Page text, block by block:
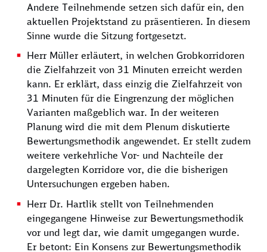
Andere Teilnehmende setzen sich dafür ein, den
aktuellen Projektstand zu präsentieren. In diesem
Sinne wurde die Sitzung fortgesetzt.
Herr Müller erläutert, in welchen Grobkorridoren
die Zielfahrzeit von 31 Minuten erreicht werden
kann. Er erklärt, dass einzig die Zielfahrzeit von
31 Minuten für die Eingrenzung der möglichen
Varianten maßgeblich war. In der weiteren
Planung wird die mit dem Plenum diskutierte
Bewertungsmethodik angewendet. Er stellt zudem
weitere verkehrliche Vor- und Nachteile der
dargelegten Korridore vor, die die bisherigen
Untersuchungen ergeben haben.
Herr Dr. Hartlik stellt von Teilnehmenden
eingegangene Hinweise zur Bewertungsmethodik
vor und legt dar, wie damit umgegangen wurde.
Er betont: Ein Konsens zur Bewertungsmethodik